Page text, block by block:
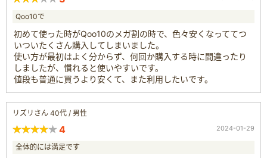
Qoo10で
初めて使った時がQoo10のメガ割の時で、色々安くなっててつ
いついたくさん購入してしまいました。
使い方が最初はよく分からず、何回か購入する時に間違ったり
しましたが、慣れると使いやすいです。
値段も普通に買うより安くて、また利用したいです。
リズリさん 40代 / 男性
4 2024-01-29
全体的には満足です